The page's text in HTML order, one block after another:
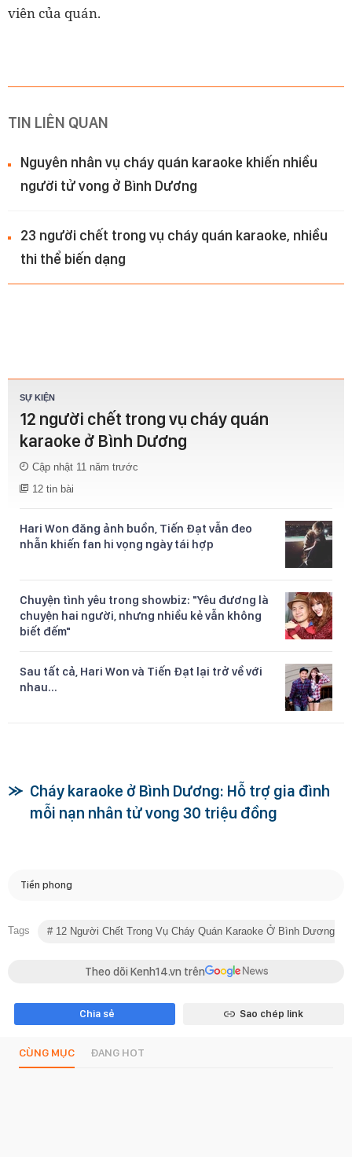
viên của quán.
TIN LIÊN QUAN
Nguyên nhân vụ cháy quán karaoke khiến nhiều
người tử vong ở Bình Dương
23 người chết trong vụ cháy quán karaoke, nhiều
thi thể biến dạng
SỰ KIỆN
12 người chết trong vụ cháy quán
karaoke ở Bình Dương
Cập nhật 11 năm trước
12 tin bài
Hari Won đăng ảnh buồn, Tiến Đạt vẫn đeo
nhẫn khiến fan hi vọng ngày tái hợp
Chuyện tình yêu trong showbiz: "Yêu đương là
chuyện hai người, nhưng nhiều kẻ vẫn không
biết đếm"
Sau tất cả, Hari Won và Tiến Đạt lại trở về với
nhau...
Cháy karaoke ở Bình Dương: Hỗ trợ gia đình
mỗi nạn nhân tử vong 30 triệu đồng
Tiền phong
Tags 12 Người Chết Trong Vụ Cháy Quán Karaoke Ở Bình Dương
Theo dõi Kenh14.vn trên
Chia sẻ Sao chép link
CÙNG MỤC ĐANG HOT